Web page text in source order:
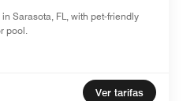
Sarasota, FL, with pet-friendly
pool.
Ver tarifas